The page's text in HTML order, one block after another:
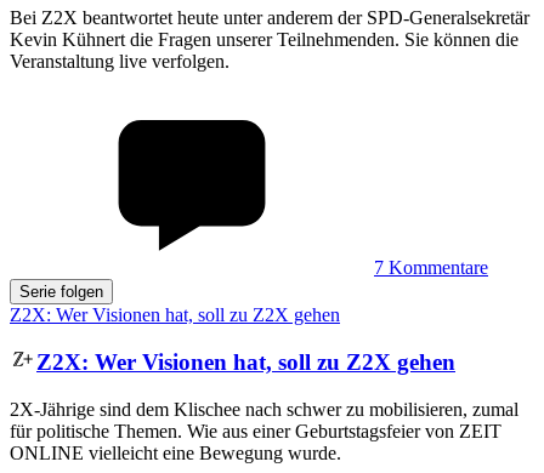
Bei Z2X beantwortet heute unter anderem der SPD-Generalsekretär
Kevin Kühnert die Fragen unserer Teilnehmenden. Sie können die
Veranstaltung live verfolgen.
7 Kommentare
Serie folgen
Z2X: Wer Visionen hat, soll zu Z2X gehen
Z2X: Wer Visionen hat, soll zu Z2X gehen
2X-Jährige sind dem Klischee nach schwer zu mobilisieren, zumal
für politische Themen. Wie aus einer Geburtstagsfeier von ZEIT
ONLINE vielleicht eine Bewegung wurde.